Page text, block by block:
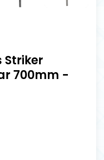
Striker
700mm -